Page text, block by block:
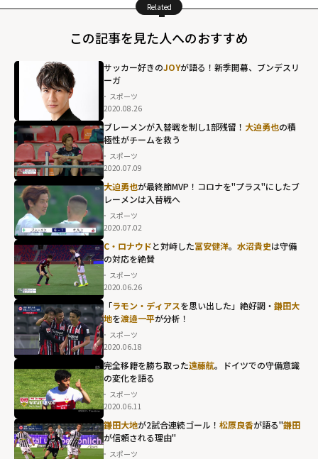
Related
この記事を見た人へのおすすめ
サッカー好きのJOYが語る！新季開幕、ブンデスリ
ーガ
スポーツ
2020.08.26
ブレーメンが入替戦を制し1部残留！ 大迫勇也の積
極性がチームを救う
スポーツ
2020.07.09
大迫勇也が最終節MVP！コロナを"プラス"にしたブ
レーメンは入替戦へ
スポーツ
2020.07.02
C・ロナウドと対峙した冨安健洋。 水沼貴史は守備
の対応を絶賛
スポーツ
2020.06.26
「ラモン・ディアスを思い出した」絶好調・ 鎌田大
地を渡邉一平が分析！
スポーツ
2020.06.18
完全移籍を勝ち取った遠藤航。ドイツでの守備意識
の変化を語る
スポーツ
2020.06.11
鎌田大地が2試合連続ゴール！ 松原良香が語る"鎌田
が信頼される理由"
スポーツ